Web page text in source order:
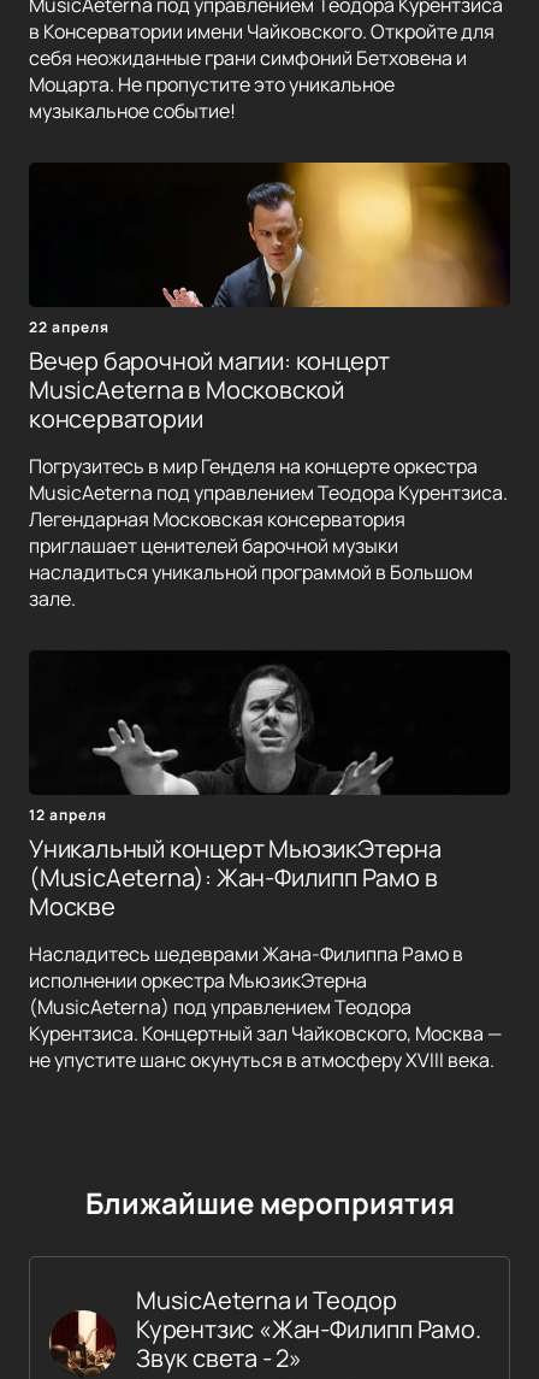
MusicAeterna под управлением Теодора Курентзиса
в Консерватории имени Чайковского. Откройте для
себя неожиданные грани симфоний Бетховена и
Моцарта. Не пропустите это уникальное
музыкальное событие!
22 апреля
Вечер барочной магии: концерт
MusicAeterna в Московской
консерватории
Погрузитесь в мир Генделя на концерте оркестра
MusicAeterna под управлением Теодора Курентзиса.
Легендарная Московская консерватория
приглашает ценителей барочной музыки
насладиться уникальной программой в Большом
зале.
12 апреля
Уникальный концерт МьюзикЭтерна
(MusicAeterna): Жан-Филипп Рамо в
Москве
Насладитесь шедеврами Жана-Филиппа Рамо в
исполнении оркестра МьюзикЭтерна
(MusicAeterna) под управлением Теодора
Курентзиса. Концертный зал Чайковского, Москва —
не упустите шанс окунуться в атмосферу XVIII века.
Ближайшие мероприятия
MusicAeterna и Теодор
Курентзис «Жан-Филипп Рамо.
Звук света - 2»